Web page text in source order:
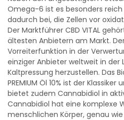
Omega-6 ist es besonders
dadurch bei, die Zellen vor
Der Marktführer CBD VITAL
ältesten Anbietern am Markt.
Vorreiterfunktion in der
einziger Anbieter weltweit in der
Kaltpressung herzustellen. Das
PREMIUM Öl 10% ist der
bietet zudem Cannabidiol in
Cannabidiol hat eine komplexe
menschlichen Körper, genau